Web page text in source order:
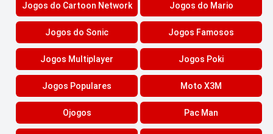
Jogos do Cartoon Network Jogos do Mario
Jogos do Sonic Jogos Famosos
Jogos Multiplayer Jogos Poki
Jogos Populares Moto X3M
Ojogos Pac Man